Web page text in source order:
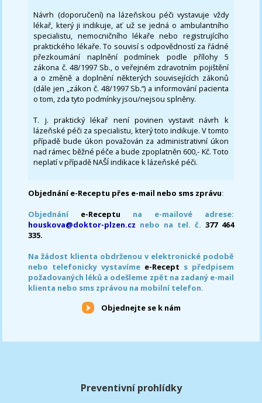
Návrh (doporučení) na lázeňskou péči vystavuje vždy
lékař, který ji indikuje, ať už se jedná o ambulantního
specialistu, nemocničního lékaře nebo registrujícího
praktického lékaře. To souvisí s odpovědností za řádné
přezkoumání naplnění podmínek podle přílohy 5
zákona č. 48/1997 Sb., o veřejném zdravotním pojištění
a o změně a doplnění některých souvisejících zákonů
(dále jen „zákon č. 48/1997 Sb.“) a informování pacienta
o tom, zda tyto podmínky jsou/nejsou splněny.
T. j. praktický lékař není povinen vystavit návrh k
lázeňské péči za specialistu, který toto indikuje. V tomto
případě bude úkon považován za administrativní úkon
nad rámec běžné péče a bude zpoplatněn 600,- Kč. Toto
neplatí v případě NAŠÍ indikace k lázeňské péči.
Objednání e-Receptu přes e-mail nebo sms zprávu:
Objednání e-Receptu na e-mailové adrese:
houskova@doktor-plzen.cz nebo na tel. č. 377 464
335.
Na žádost klienta obdrženou v elektronické podobě
nebo telefonicky vystavíme e-Recept s předpisem
požadovaných léků a odešleme zpět na zadaný e-mail
klienta nebo sms zprávou na mobilní telefon.
Objednejte se k nám
Preventivní prohlídky